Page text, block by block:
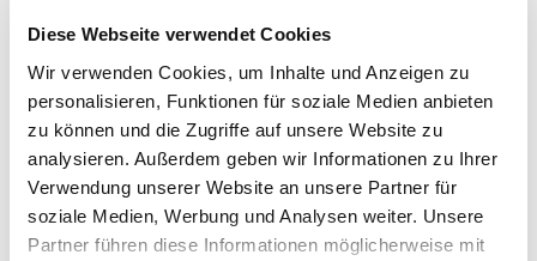
Diese Webseite verwendet Cookies
Wir verwenden Cookies, um Inhalte und Anzeigen zu
personalisieren, Funktionen für soziale Medien anbieten
zu können und die Zugriffe auf unsere Website zu
analysieren. Außerdem geben wir Informationen zu Ihrer
Verwendung unserer Website an unsere Partner für
soziale Medien, Werbung und Analysen weiter. Unsere
Partner führen diese Informationen möglicherweise mit